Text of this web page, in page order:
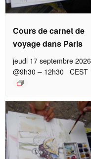
Cours de carnet de
voyage dans Paris
jeudi 17 septembre 2026
@9h30 – 12h30 CEST